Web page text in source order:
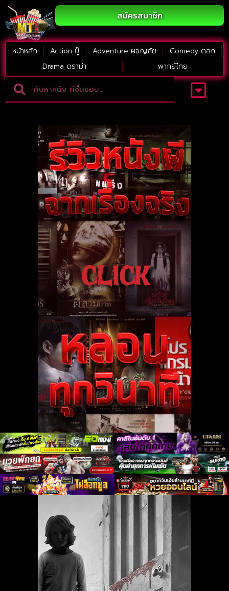
สมัครสมาชิก
หน้าหลัก Action บู๊ Adventure ผจญภัย
Comedy ตลก
Drama ดราม่า
พากย์ไทย